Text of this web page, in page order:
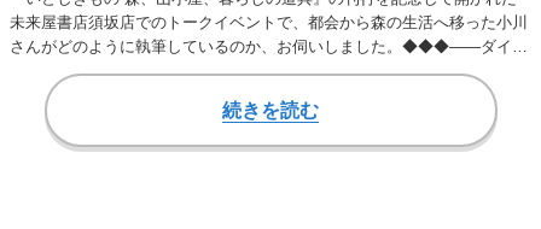
未来屋書店須坂店でのトークイベントで、都会から森の生活へ移った小川
さんがどのように執筆しているのか、お伺いしました。◆◆◆――ダイニ
ングルームのすみっ…
続きを読む